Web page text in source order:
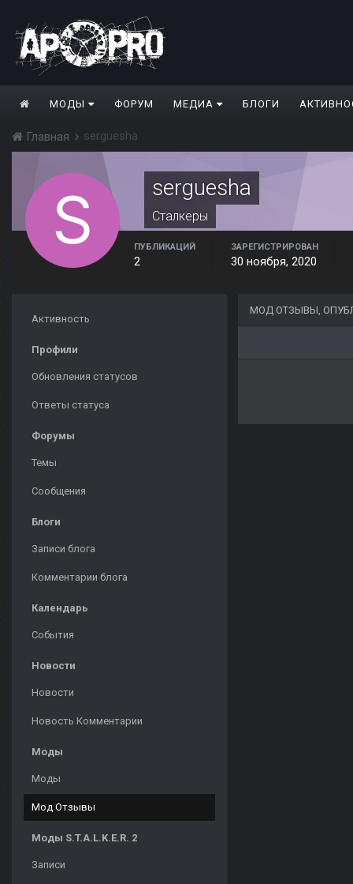
МОДЫ ФОРУМ МЕДИА БЛОГИ
Главная serguesha
serguesha
Сталкеры
ПУБЛИКАЦИЙ
2
ЗАРЕГИСТРИРОВАН
30 ноября, 2020
Активность
Профили
Обновления статусов
Ответы статуса
Форумы
Темы
Сообщения
Блоги
Записи блога
Комментарии блога
Календарь
События
Новости
Новости
Новость Комментарии
Моды
Моды
Мод Отзывы
Моды S.T.A.L.K.E.R. 2
Записи
МОД ОТЗЫВЫ,